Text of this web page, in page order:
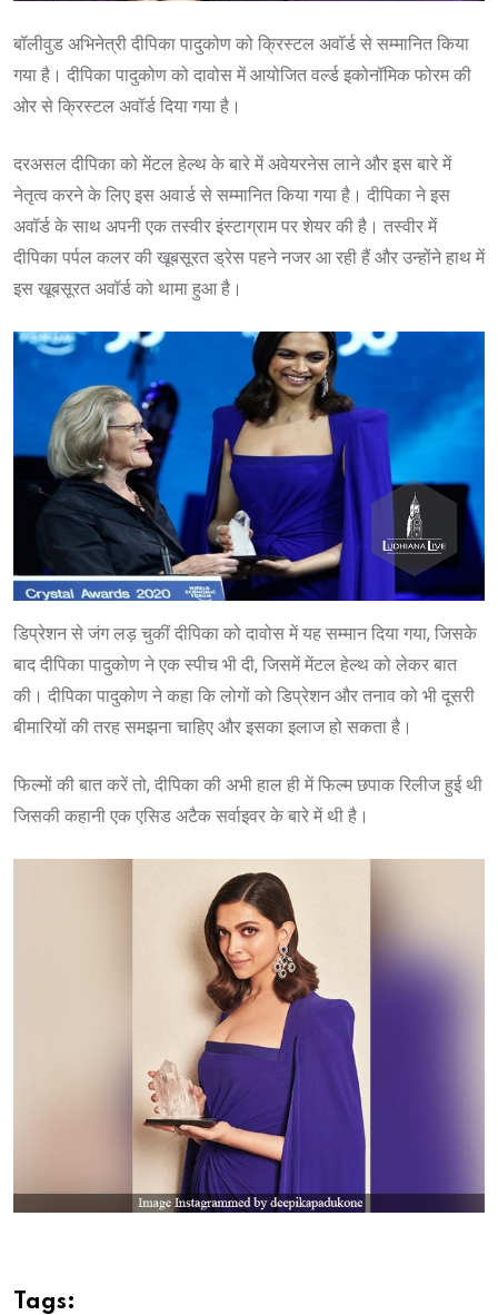
बॉलीवुड अभिनेत्री दीपिका पादुकोण को क्रिस्टल अवॉर्ड से सम्मानित किया
गया है। दीपिका पादुकोण को दावोस में आयोजित वर्ल्ड इकोनॉमिक फोरम की
ओर से क्रिस्टल अवॉर्ड दिया गया है।
दरअसल दीपिका को मेंटल हेल्थ के बारे में अवेयरनेस लाने और इस बारे में
नेतृत्व करने के लिए इस अवार्ड से सम्मानित किया गया है। दीपिका ने इस
अवॉर्ड के साथ अपनी एक तस्वीर इंस्टाग्राम पर शेयर की है। तस्वीर में
दीपिका पर्पल कलर की खूबसूरत ड्रेस पहने नजर आ रही हैं और उन्होंने हाथ में
इस खूबसूरत अवॉर्ड को थामा हुआ है।
डिप्रेशन से जंग लड़ चुकीं दीपिका को दावोस में यह सम्मान दिया गया, जिसके
बाद दीपिका पादुकोण ने एक स्पीच भी दी, जिसमें मेंटल हेल्थ को लेकर बात
की। दीपिका पादुकोण ने कहा कि लोगों को डिप्रेशन और तनाव को भी दूसरी
बीमारियों की तरह समझना चाहिए और इसका इलाज हो सकता है।
फिल्मों की बात करें तो, दीपिका की अभी हाल ही में फिल्म छपाक रिलीज हुई थी
जिसकी कहानी एक एसिड अटैक सर्वाइवर के बारे में थी है।
Tags: